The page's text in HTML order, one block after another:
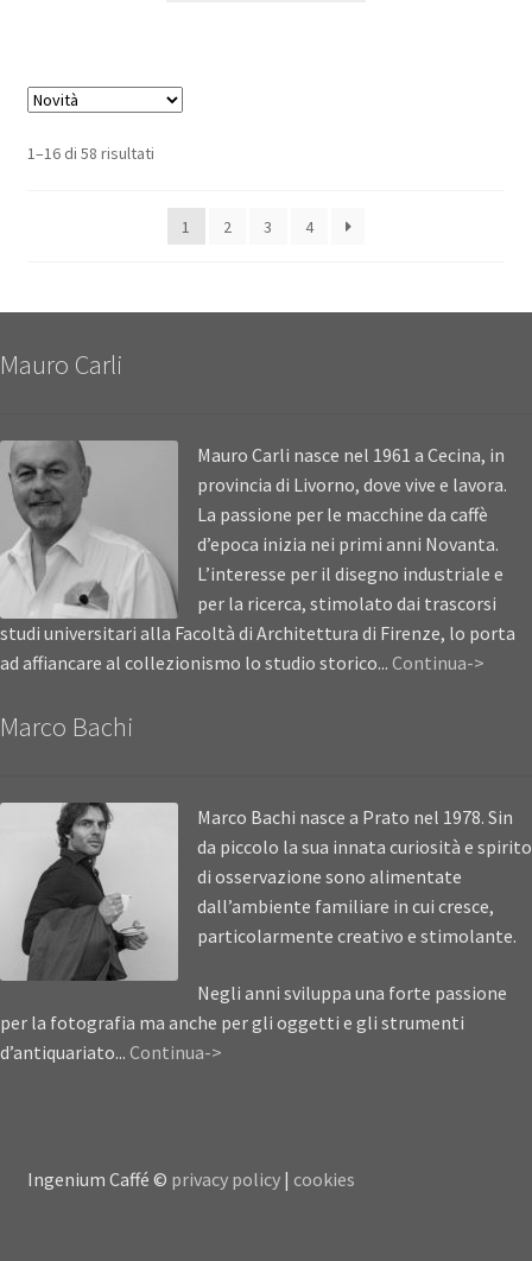
1–16 di 58 risultati
1 2 3 4
Mauro Carli
Mauro Carli nasce nel 1961 a Cecina, in
provincia di Livorno, dove vive e lavora.
La passione per le macchine da caffè
d’epoca inizia nei primi anni Novanta.
L’interesse per il disegno industriale e
per la ricerca, stimolato dai trascorsi
studi universitari alla Facoltà di Architettura di Firenze, lo porta
ad affiancare al collezionismo lo studio storico... Continua->
Marco Bachi
Marco Bachi nasce a Prato nel 1978. Sin
da piccolo la sua innata curiosità e spirito
di osservazione sono alimentate
dall’ambiente familiare in cui cresce,
particolarmente creativo e stimolante.
Negli anni sviluppa una forte passione
per la fotografia ma anche per gli oggetti e gli strumenti
d’antiquariato... Continua->
Ingenium Caffé © privacy policy| cookies